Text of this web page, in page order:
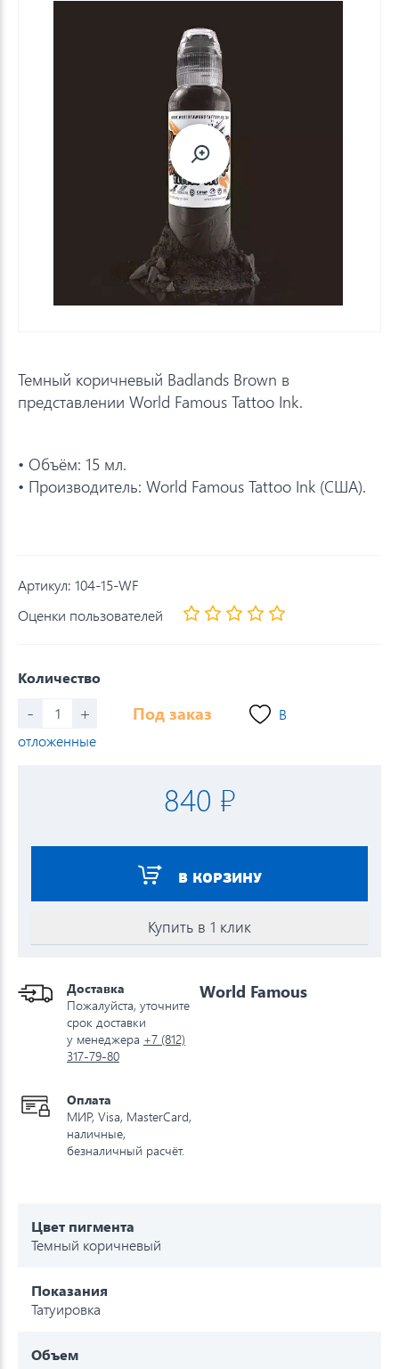
Темный коричневый Badlands Brown в
представлении World Famous Tattoo Ink.
• Объём: 15 мл.
• Производитель: World Famous Tattoo Ink (США).
Артикул: 104-15-WF
Оценки пользователей
Количество
- + Под заказ
В
отложенные
840 ₽
В КОРЗИНУ
Купить в 1 клик
Доставка
Пожалуйста, уточните
срок доставки
у менеджера +7 (812)
317-79-80
Оплата
МИР, Visa, MasterCard,
наличные,
безналичный расчёт.
World Famous
Цвет пигмента
Темный коричневый
Показания
Татуировка
Объем